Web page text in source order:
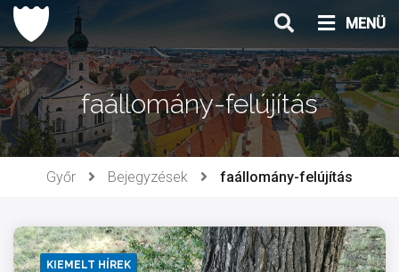
Ugrás
tartalomhoz
MENÜ
faállomány-felújítás
Győr Bejegyzések faállomány-felújítás
KIEMELT HÍREK